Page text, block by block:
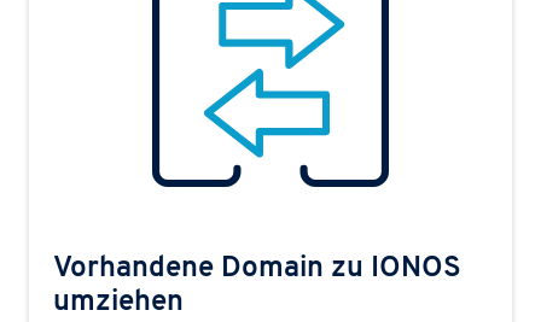
Vorhandene Domain zu IONOS
umziehen